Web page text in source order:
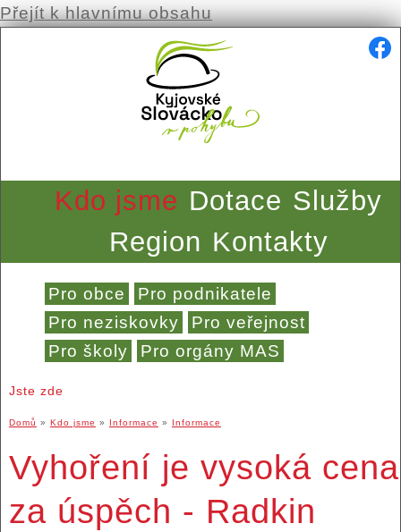
Přejít k hlavnímu obsahu
Kdo jsme Dotace Služby
Region Kontakty
Pro obce
Pro podnikatele
Pro neziskovky
Pro veřejnost
Pro školy
Pro orgány MAS
Jste zde
Domů » Kdo jsme » Informace » Informace
Vyhoření je vysoká cena
za úspěch - Radkin